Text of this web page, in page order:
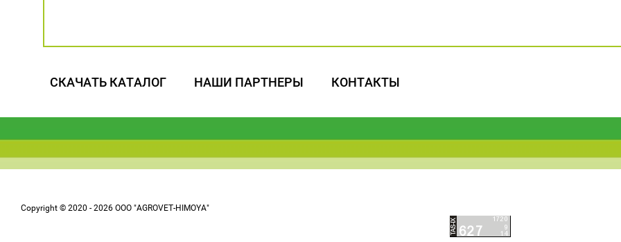
СКАЧАТЬ КАТАЛОГ НАШИ ПАРТНЕРЫ КОНТАКТЫ
Copyright © 2020 - 2026 OOO "AGROVET-HIMOYA"